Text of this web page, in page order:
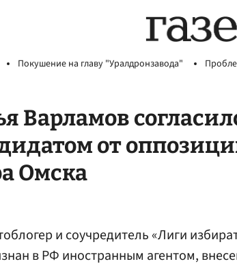
Покушение на главу "Уралдронзавода"
Варламов
от
Омска
и соучредитель «Лиги
в РФ иностранным агентом,